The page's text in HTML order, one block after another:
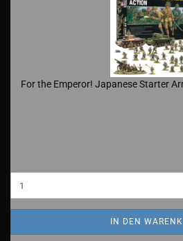
For the Emperor! Japanese Starter
IN DEN